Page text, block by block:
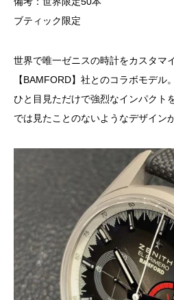
ブティック限定
世界で唯一ゼニスの時計をカスタマ
【BAMFORD】社とのコラボモデル。
ひと目見ただけで強烈なインパクト
では見たことのないようなデザイン